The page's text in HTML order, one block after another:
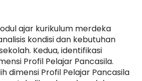
ajar kurikulum merdeka
kondisi dan kebutuhan
Kedua, identifikasi
Profil Pelajar Pancasila.
dimensi Profil Pelajar Pancasila